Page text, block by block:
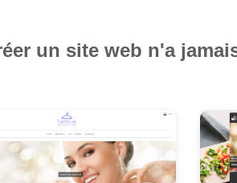
un site web n'a